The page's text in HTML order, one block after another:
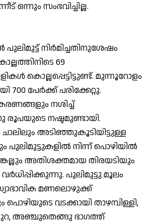
ഒന്നും സംഭവിച്ചില്ല.
നിര്‍മിച്ചതിനുശേഷം
69
കൊല്ലപ്പെട്ടിട്ടുണ്ട്. മുന്നൂറോളം
700 പേര്‍ക്ക് പരിക്കേറ്റു.
നശിച്ച്
രൂപയുടെ നഷ്ടമുണ്ടായി.
അടിഞ്ഞുകൂടിയിട്ടുള്ള
പുലിമുട്ടുകളില്‍ നിന്ന് പൊഴിയില്‍
അതിശക്തമായ തിരയടിയും
പുലിമുട്ടു മൂലം
മണലൊഴുക്ക്
വടക്കായി താഴമ്പിള്ളി,
അഞ്ചുതെങ്ങു ഭാഗത്ത്